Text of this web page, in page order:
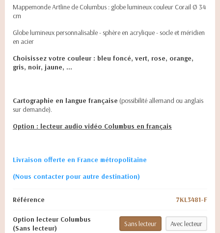
Mappemonde Artline de Columbus : globe lumineux couleur Corail Ø 34
cm
Globe lumineux personnalisable - sphère en acrylique - socle et méridien
en acier
Choisissez votre couleur : bleu foncé, vert, rose, orange,
gris, noir, jaune, ...
Cartographie en langue française (possibilité allemand ou anglais
sur demande).
Option : lecteur audio vidéo Columbus en français
Livraison offerte en France métropolitaine
(Nous contacter pour autre destination)
Référence 7KL3481-F
Option lecteur Columbus
(Sans lecteur)
Sans lecteur Avec lecteur